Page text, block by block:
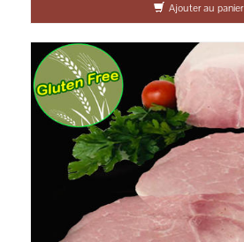
Ajouter au panier